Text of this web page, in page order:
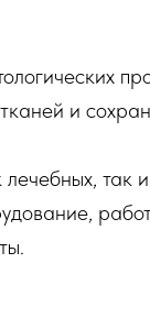
и
так и